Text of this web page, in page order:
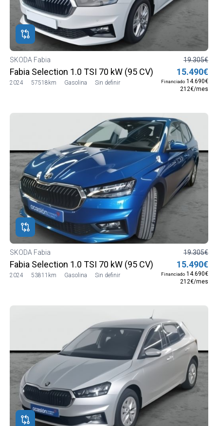
SKODA Fabia
Fabia Selection 1.0 TSI 70 kW (95 CV) Manual 5 vel.
2024 57518km Gasolina Sin definir
19.305€
15.490€
Financiado 14.690€
212€/mes
SKODA Fabia
Fabia Selection 1.0 TSI 70 kW (95 CV) Manual 5 vel.
2024 53811km Gasolina Sin definir
19.305€
15.490€
Financiado 14.690€
212€/mes